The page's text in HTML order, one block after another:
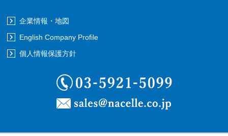
企業情報・地図
English Company Profile
個人情報保護方針